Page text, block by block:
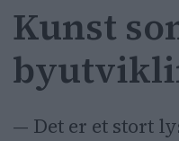
Kunst
— Det er et stort